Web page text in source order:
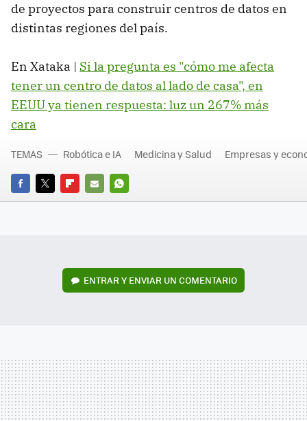
de proyectos para construir centros de datos en
distintas regiones del país.
En Xataka | Si la pregunta es "cómo me afecta
tener un centro de datos al lado de casa", en
EEUU ya tienen respuesta: luz un 267% más
cara
FACEBOOK
TWITTERFLIPBOARD
E-
WHATSAPP
TEMAS Robótica e IA Medicina y Salud Empresas y
ENTRAR Y ENVIAR UN COMENTARIO